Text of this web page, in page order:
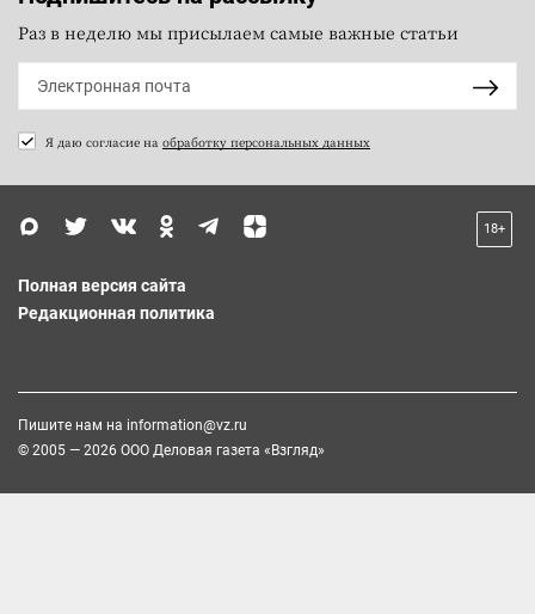
Раз в неделю мы присылаем самые важные статьи
Я даю согласие на обработку персональных данных
18+
Полная версия сайта
Редакционная политика
Пишите нам на information@vz.ru
© 2005 — 2026 ООО Деловая газета «Взгляд»